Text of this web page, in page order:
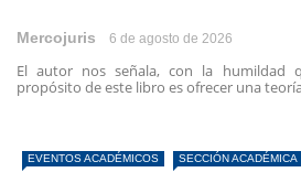
Mercojuris 6 de agosto de 2026
El autor nos señala, con la humildad
propósito de este libro es ofrecer una
EVENTOS ACADÉMICOS SECCIÓN ACADÉMICA